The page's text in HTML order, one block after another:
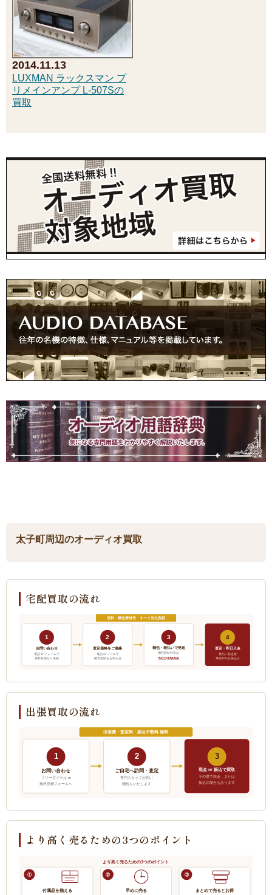
2014.11.13
LUXMAN ラックスマン プ
リメインアンプ L-507Sの
買取
太子町周辺のオーディオ買取
宅配買取の流れ
送料・梱包資材代 すべて当社負担
1
お問い合わせ
電話 or フォームで
無料見積もり依頼
2
査定価格をご連絡
電話 or メールで
概算金額をお知らせ
3
梱包・着払いで発送
梱包資材代金は
当社が全額負担
4
査定・即日入金
着払い発送後
最短即日お振込み
出張買取の流れ
出張費・査定料・振込手数料 無料
1
お問い合わせ
フリーダイヤル or
無料見積フォームへ
2
ご自宅へ訪問・査定
専門スタッフが伺い
梱包もいたします
3
現金 or 振込で買取
その場で現金、または
振込の場合もあります
より高く売るための3つのポイント
より高く売るための3つのポイント
①
付属品を揃える
②
早めに売る
③
まとめて売るとお得